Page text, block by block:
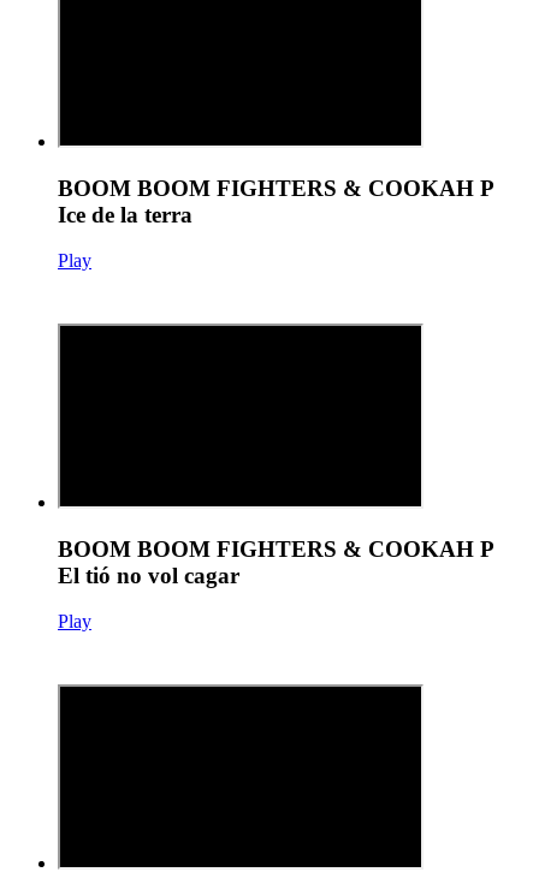
BOOM BOOM FIGHTERS & COOKAH P
Ice de la terra
Play
BOOM BOOM FIGHTERS & COOKAH P
El tió no vol cagar
Play